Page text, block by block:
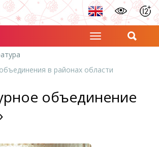
в районах области
объединение